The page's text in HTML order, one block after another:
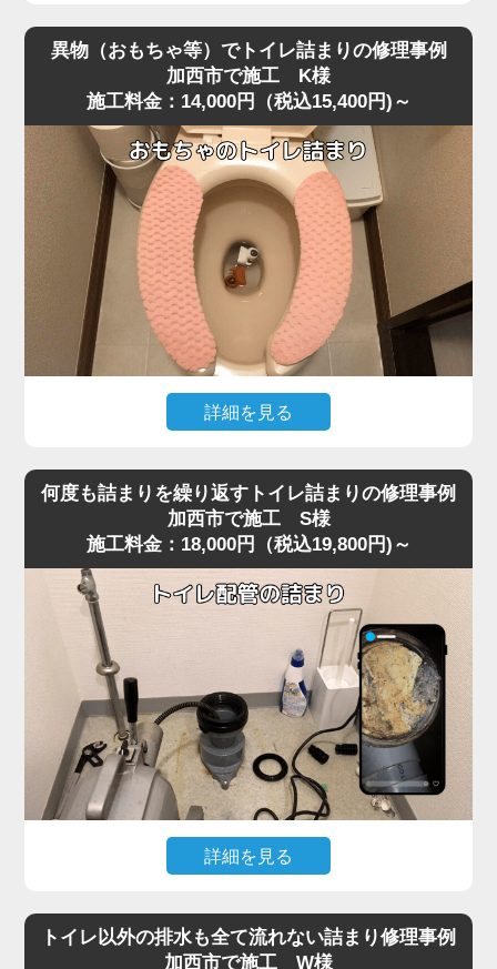
位置で塞いでいました。
固まりを丁寧に除去し、排水管内部も確認したうえで通水
テストを実施すると、問題なく排水が流れる状態に戻りま
した。
作業後、お客様には「流せると書かれている猫砂でも、実
際には詰まりやすい」「トイレに流さずゴミとして処理す
る方が安全」といった再発防止のポイントをお伝えしまし
猫砂の詰まりは便器内部の奥で固まるケースが多く、便器
脱着が必要になる重度詰まりとして非常に多いトラブルで
流したところ水位がみるみる上昇し、まったく流れなくな
ったというご相談がありました。
現場に伺って状況を確認すると、便器の奥で胃内容物と食
べカスが固まり、節水型トイレ特有の弱い排水圧では奥へ
流れきらず、S字奥で完全に滞留している状態でした。
こうした嘔吐物の詰まりは表面では見えず、内部の奥深く
で団子状になって固まるため、ラバーカップではほとんど
動かないことが多いです。
今回のケースは加西市の住宅で、排水管の角度が少し急だ
ったことも影響して詰まりが強固になっていました。
改善には業務用の高圧ポンプを使用し、便器内部の閉塞部
分に向けて圧力を段階的に加えて作業を実施しました。
急激な圧力は逆流を招くため負荷を確認しながら慎重に加
圧すると、数回の作業で固まった嘔吐物が崩れ、排水路の
奥へとスムーズに押し流されて通水が回復しました。
り使用できる状態へ無事復旧。
作業後は、嘔吐物は固まりやすいため一度に流さず、紙や
水で分けながら処理する方法をご案内。
異物（おもちゃ等）でトイレ詰まりの修理事例
加西市で施工 K様
施工料金：14,000円（税込15,400円)～
詳細を見る
を便器に落としてしまい、そのまま気付かず流してしまっ
たことで水位が上がり続け、全く流れなくなったというご
相談がありました。
現場に到着して状況を確認すると、表面上は見えないもの
の、便器内部のカーブした部分で異物がしっかりと引っ掛
かっており、水だけがわずかに抜けていく典型的な異物詰
まりの状態。
こうしたケースは加西市の住宅でもよく見られ、特に節水
型トイレは排水路が細いため、おもちゃ・キャップ・固形
物などが奥で詰まると家庭用の道具では動かせません。
今回は便器内部で異物が強く噛み込み、手前からの作業で
は取り出しが不可能だったため、便器を一度取り外す脱着
作業で対処しました。
便器を慎重に外し、裏側の排水経路を確認すると、小さな
プラスチックのおもちゃが排水管の入口で完全に引っかか
異物を取り除き、排水路の汚れや残留物も清掃したうえで
再度便器を設置し、通水テストを行うと問題なくスムーズ
何度も詰まりを繰り返すトイレ詰まりの修理事例
加西市で施工 S様
施工料金：18,000円（税込19,800円)～
詳細を見る
すというご相談がありました。
現場で便器の状態を確認すると、一時的には流れてもすぐ
トイレ以外の排水も全て流れない詰まり修理事例
加西市で施工 W様